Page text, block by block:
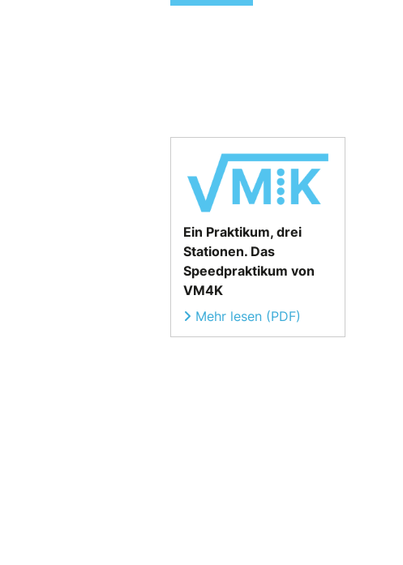
Ein Praktikum, drei
Stationen. Das
Speedpraktikum von
VM4K
Mehr lesen (PDF)